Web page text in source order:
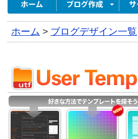
ホーム > ブログデザイン一覧